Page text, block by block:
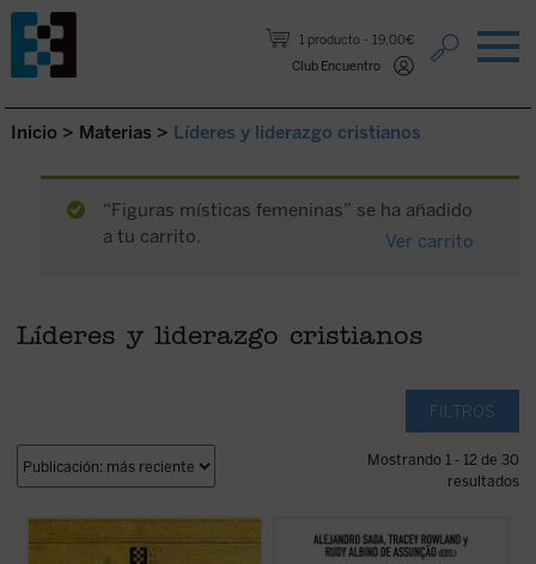
1 producto
19,00€
Club Encuentro
Saltar al contenido.
Inicio > Materias > Líderes y liderazgo cristianos
“Figuras místicas femeninas” se ha añadido
a tu carrito.
Ver carrito
Líderes y liderazgo cristianos
FILTROS
Mostrando 1 - 12 de 30
resultados
biografía al uso, sino de una narración
La conversación y el diálogo con filósofos
clásicos y contemporáneos es una de las